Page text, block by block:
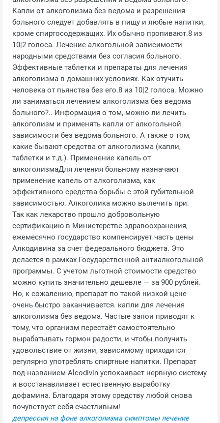
Капли от алкоголизма без ведома и разрешения
больного следует добавлять в пищу и любые напитки,
кроме спиртосодержащих. Их обычно пропивают.8 из
10|2 голоса. Лечение алкогольной зависимости
народными средствами без согласия больного.
Эффективные таблетки и препараты для лечения
алкоголизма в домашних условиях. Как отучить
человека от пьянства без его.8 из 10|2 голоса. Можно
ли заниматься лечением алкоголизма без ведома
больного?.. Информация о том, можно ли лечить
алкоголизм и применять капли от алкогольной
зависимости без ведома больного. А также о том,
какие бывают средства от алкоголизма (капли,
таблетки и т.д.). Применение капель от
алкоголизмаДля лечения больному назначают
применение капель от алкоголизма, как
эффективного средства борьбы с этой губительной
зависимостью. Алкоголика можно вылечить при.
Так как лекарство прошло добровольную
сертификацию в Министерстве здравоохранения,
ежемесячно государство компенсирует часть цены
Алкодивина за счет федерального бюджета. Это
делается в рамках Государственной антиалкогольной
программы. С учетом льготной стоимости средство
можно купить значительно дешевле — за 900 рублей.
Но, к сожалению, препарат по такой низкой цене
очень быстро заканчивается. капли для лечения
алкоголизма без ведома. Частые запои приводят к
тому, что организм перестаёт самостоятельно
вырабатывать гормон радости, и чтобы получить
удовольствие от жизни, зависимому приходится
регулярно употреблять спиртные напитки. Препарат
под названием Alcodivin успокаивает нервную систему
и восстанавливает естественную выработку
дофамина. Благодаря этому средству любой снова
почувствует себя счастливым!
депрессия на фоне алкоголизма симптомы лечение